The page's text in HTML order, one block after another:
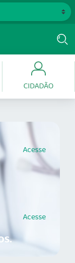
CIDADÃO
Acesse
Acesse